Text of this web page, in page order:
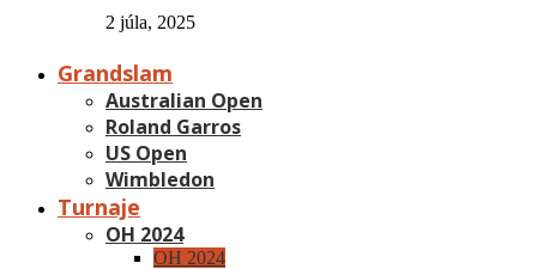
2 júla, 2025
Grandslam
Australian Open
Roland Garros
US Open
Wimbledon
Turnaje
OH 2024
OH 2024